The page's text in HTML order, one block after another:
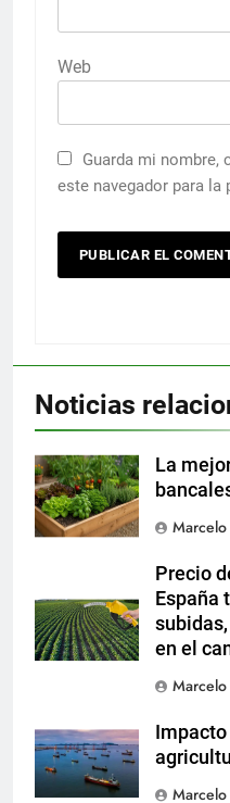
Web
Guarda mi nombre,
este navegador para la
Noticias
La
Marcelo
Precio
España
en el
Marcelo
Impacto
Marcelo